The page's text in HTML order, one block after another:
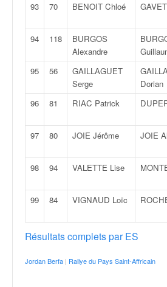
93
70 BENOIT Chloé
94
118
BURGOS
Alexandre
95
56
GAILLAGUET
Serge
Dorian
96
81 RIAC Patrick
97
80 JOIE Jérôme JOIE
98
94 VALETTE Lise
99
84 VIGNAUD Loïc
Résultats complets par ES
Jordan Berfa | Rallye du Pays Saint-Affricain